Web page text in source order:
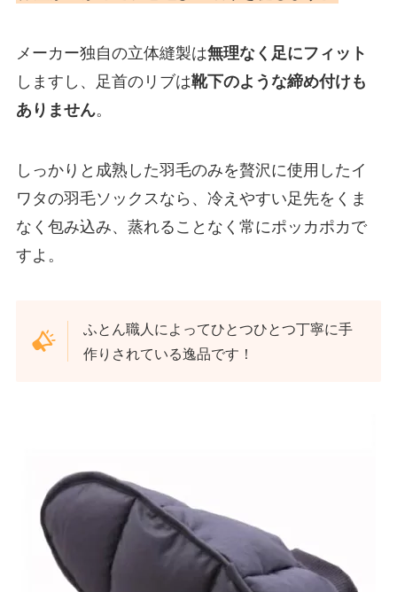
メーカー独自の立体縫製は無理なく足にフィット
しますし、足首のリブは靴下のような締め付けも
ありません。
しっかりと成熟した羽毛のみを贅沢に使用したイ
ワタの羽毛ソックスなら、冷えやすい足先をくま
なく包み込み、蒸れることなく常にポッカポカで
すよ。
ふとん職人によってひとつひとつ丁寧に手
作りされている逸品です！